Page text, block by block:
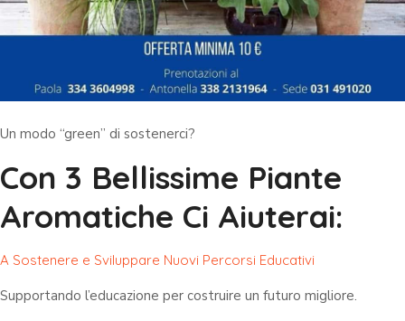
Un modo “green” di sostenerci?
Con 3 Bellissime Piante
Aromatiche Ci Aiuterai:
A Sostenere e Sviluppare Nuovi Percorsi Educativi
Supportando l’educazione per costruire un futuro migliore.